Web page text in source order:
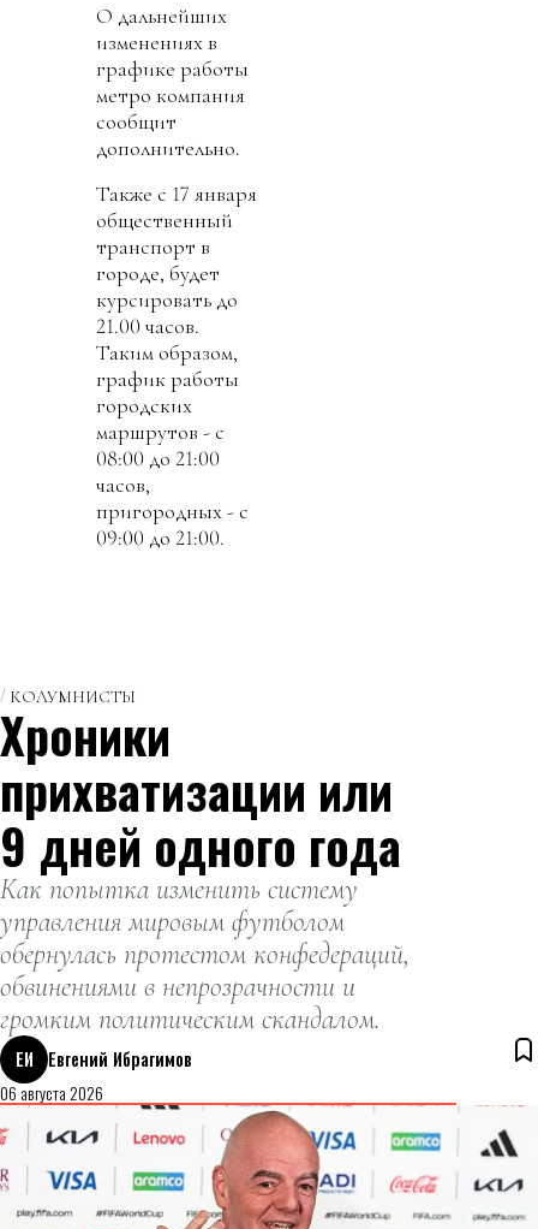
О дальнейших
изменениях в
графике работы
метро компания
сообщит
дополнительно.
Также с 17 января
общественный
транспорт в
городе, будет
курсировать до
21.00 часов.
Таким образом,
график работы
городских
маршрутов - с
08:00 до 21:00
часов,
пригородных - с
09:00 до 21:00.
КОЛУМНИСТЫ
Хроники
прихватизации или
9 дней одного года
Как попытка изменить систему
управления мировым футболом
обернулась протестом конфедераций,
обвинениями в непрозрачности и
громким политическим скандалом.
ЕИ
Евгений Ибрагимов
06 августа 2026